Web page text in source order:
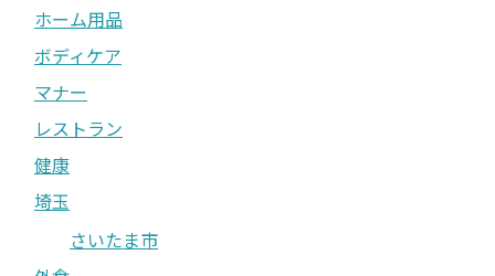
ホーム用品
ボディケア
マナー
レストラン
健康
埼玉
さいたま市